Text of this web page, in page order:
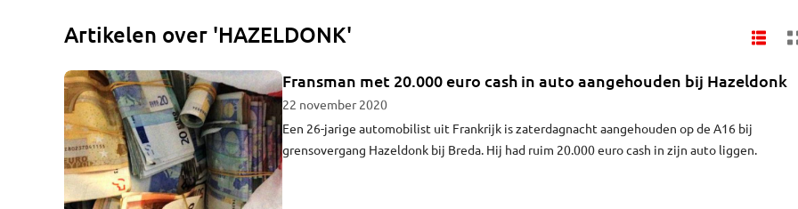
zuiden, kunnen ze hun auto laten checken. En dat in sommige
Artikelen over 'HAZELDONK'
Fransman met 20.000 euro cash in auto aangehouden bij Hazeldonk
22 november 2020
Een 26-jarige automobilist uit Frankrijk is zaterdagnacht aangehouden op de A16 bij
grensovergang Hazeldonk bij Breda. Hij had ruim 20.000 euro cash in zijn auto liggen.